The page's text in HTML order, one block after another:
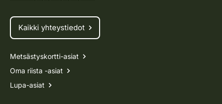
Kaikki yhteystiedot
Metsästyskortti-asiat
Oma riista -asiat
Lupa-asiat